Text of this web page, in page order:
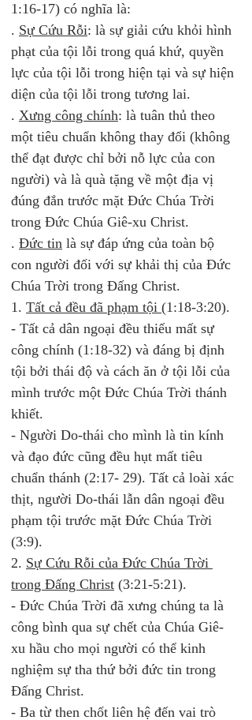
1:16-17) có nghĩa là:
. Sự Cứu Rỗi: là sự giải cứu khỏi hình
phạt của tội lỗi trong quá khứ, quyền
lực của tội lỗi trong hiện tại và sự hiện
diện của tội lỗi trong tương lai.
. Xưng công chính: là tuân thủ theo
một tiêu chuẩn không thay đổi (không
thể đạt được chỉ bởi nỗ lực của con
người) và là quà tặng về một địa vị
đúng đắn trước mặt Đức Chúa Trời
trong Đức Chúa Giê-xu Christ.
. Đức tin là sự đáp ứng của toàn bộ
con người đối với sự khải thị của Đức
Chúa Trời trong Đấng Christ.
1. Tất cả đều đã phạm tội (1:18-3:20).
- Tất cả dân ngoại đều thiếu mất sự
công chính (1:18-32) và đáng bị định
tội bởi thái độ và cách ăn ở tội lỗi của
mình trước một Đức Chúa Trời thánh
khiết.
- Người Do-thái cho mình là tin kính
và đạo đức cũng đều hụt mất tiêu
chuẩn thánh (2:17- 29). Tất cả loài xác
thịt, người Do-thái lẫn dân ngoại đều
phạm tội trước mặt Đức Chúa Trời
(3:9).
2. Sự Cứu Rỗi của Đức Chúa Trời
trong Đấng Christ (3:21-5:21).
- Đức Chúa Trời đã xưng chúng ta là
công bình qua sự chết của Chúa Giê-
xu hầu cho mọi người có thể kinh
nghiệm sự tha thứ bởi đức tin trong
Đấng Christ.
- Ba từ then chốt liên hệ đến vai trò